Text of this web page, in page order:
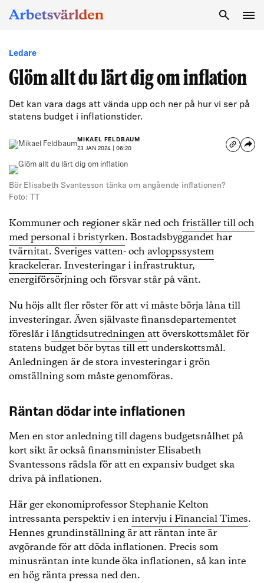
Ledare
Glöm allt du lärt dig om inflation
Det kan vara dags att vända upp och ner på hur vi ser på
statens budget i inflationstider.
MIKAEL FELDBAUM
23 JAN 2024 | 06:20
Bör Elisabeth Svantesson tänka om angående inflationen?
Foto: TT
Kommuner och regioner skär ned och friställer till och
med personal i bristyrken. Bostadsbyggandet har
tvärnitat. Sveriges vatten- och avloppssystem
krackelerar. Investeringar i infrastruktur,
energiförsörjning och försvar står på vänt.
Nu höjs allt fler röster för att vi måste börja låna till
investeringar. Även självaste finansdepartementet
föreslår ilångtidsutredningen att överskottsmålet för
statens budget bör bytas till ett underskottsmål.
Anledningen är de stora investeringar i grön
omställning som måste genomföras.
Räntan dödar inte inflationen
Men en stor anledning till dagens budgetsnålhet på
kort sikt är också finansminister Elisabeth
Svantessons rädsla för att en expansiv budget ska
driva på inflationen.
Här ger ekonomiprofessor Stephanie Kelton
intressanta perspektiv i en intervju i Financial Times.
Hennes grundinställning är att räntan inte är
avgörande för att döda inflationen. Precis som
minusräntan inte kunde öka inflationen, så kan inte
en hög ränta pressa ned den.